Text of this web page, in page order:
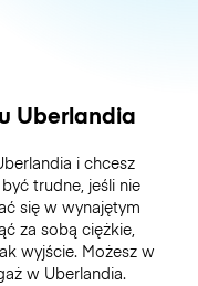
Uberlandia
i chcesz
trudne, jeśli nie
się w wynajętym
za sobą ciężkie,
wyjście. Możesz w
w Uberlandia.